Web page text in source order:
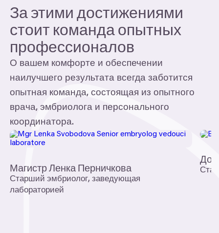
За этими достижениями
стоит команда опытных
профессионалов
О вашем комфорте и обеспечении
наилучшего результата всегда заботится
опытная команда, состоящая из опытного
врача, эмбриолога и персонального
координатора.
Магистр Ленка Перничкова
Старший эмбриолог, заведующая
лабораторией